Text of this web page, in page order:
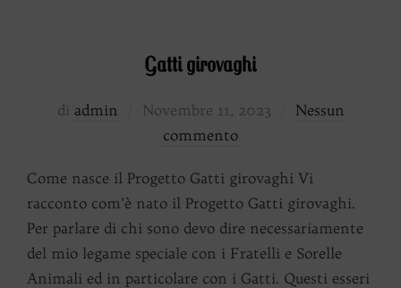
Gatti girovaghi
di admin
Pubblicato
Novembre 11, 2023
Nessun
commento
Come nasce il Progetto Gatti girovaghi Vi
racconto com’è nato il Progetto Gatti girovaghi.
Per parlare di chi sono devo dire necessariamente
del mio legame speciale con i Fratelli e Sorelle
Animali ed in particolare con i Gatti. Questi esseri